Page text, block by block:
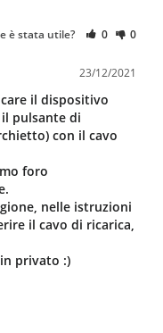
è stata utile? 0 0
23/12/2021
il dispositivo
pulsante di
con il cavo
foro
nelle istruzioni
il cavo di ricarica,
privato :)